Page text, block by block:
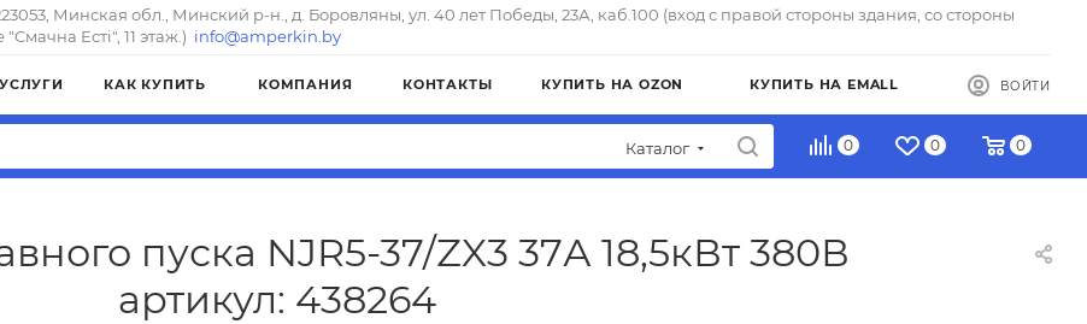
Минская обл., Минский р-н., д. Боровляны, ул. 40 лет Победы, 23А, каб.100 (вход с правой стороны здания, со стороны
"Смачна Естi", 11 этаж.) info@amperkin.by
УСЛУГИ КАК КУПИТЬ КОМПАНИЯ КОНТАКТЫ КУПИТЬ НА OZON КУПИТЬ НА EMALL ВОЙТИ
Каталог 0 0 0
пуска NJR5-37/ZX3 37А 18,5кВт 380В
артикул: 438264